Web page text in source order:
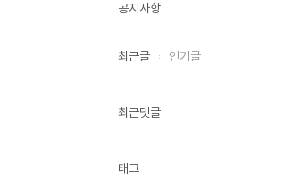
공지사항
최근글 인기글
최근댓글
태그